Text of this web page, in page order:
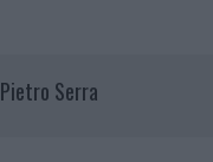
Pietro Serra